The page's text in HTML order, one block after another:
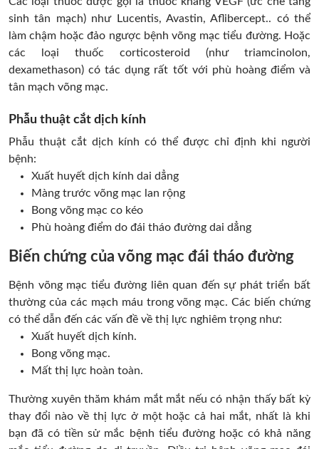
sinh tân mạch) như Lucentis, Avastin, Aflibercept.. có thể
làm chậm hoặc đảo ngược bệnh võng mạc tiểu đường. Hoặc
các loại thuốc corticosteroid (như triamcinolon,
dexamethason) có tác dụng rất tốt với phù hoàng điểm và
tân mạch võng mạc.
Phẫu thuật cắt dịch kính
Phẫu thuật cắt dịch kính có thể được chỉ định khi người
bệnh:
Xuất huyết dịch kính dai dẳng
Màng trước võng mạc lan rộng
Bong võng mạc co kéo
Phù hoàng điểm do đái tháo đường dai dẳng
Biến chứng của võng mạc đái tháo đường
Bệnh võng mạc tiểu đường liên quan đến sự phát triển bất
thường của các mạch máu trong võng mạc. Các biến chứng
có thể dẫn đến các vấn đề về thị lực nghiêm trọng như:
Xuất huyết dịch kính.
Bong võng mạc.
Mất thị lực hoàn toàn.
Thường xuyên thăm khám mắt mắt nếu có nhận thấy bất kỳ
thay đổi nào về thị lực ở một hoặc cả hai mắt, nhất là khi
bạn đã có tiền sử mắc bệnh tiểu đường hoặc có khả năng